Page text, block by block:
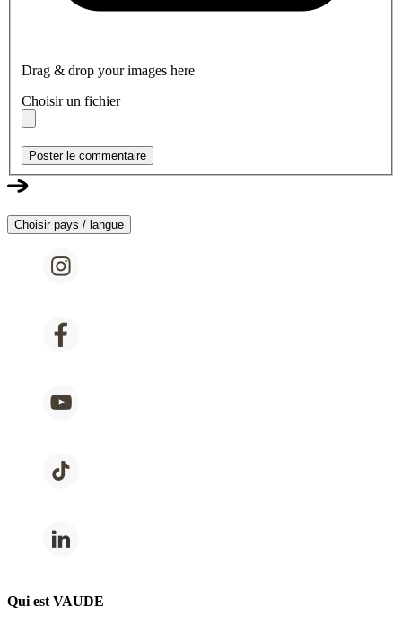
Drag & drop your images here
Choisir un fichier
Poster le commentaire
Choisir pays / langue
Qui est VAUDE